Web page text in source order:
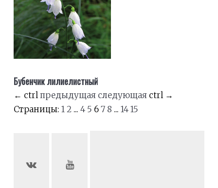
Бубенчик лилиелистный
← ctrlпредыдущая следующая ctrl →
Страницы: 12 ... 4 5 67 8 ... 1415